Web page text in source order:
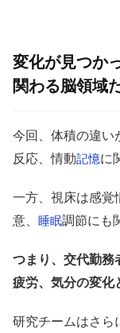
変化が見つか
関わる脳領域
今回、体積の違い
反応、情動記憶に
一方、視床は感覚
意、 睡眠調節にも
つまり、交代勤務
疲労、気分の変化
研究チームはさら